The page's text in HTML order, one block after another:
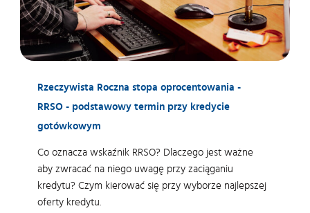
Rzeczywista Roczna stopa oprocentowania -
RRSO - podstawowy termin przy kredycie
gotówkowym
Co oznacza wskaźnik RRSO? Dlaczego jest ważne
aby zwracać na niego uwagę przy zaciąganiu
kredytu? Czym kierować się przy wyborze najlepszej
oferty kredytu.